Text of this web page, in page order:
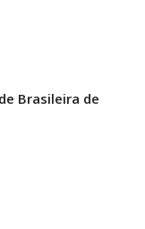
Brasileira de